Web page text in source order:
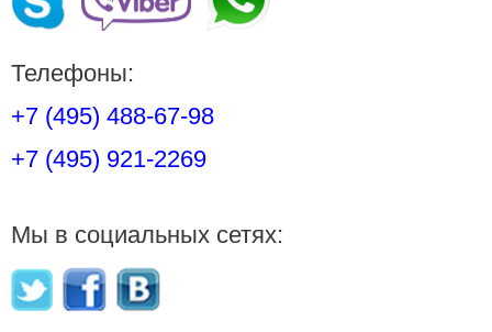
Телефоны:
+7 (495) 488-67-98
+7 (495) 921-2269
Мы в социальных сетях: